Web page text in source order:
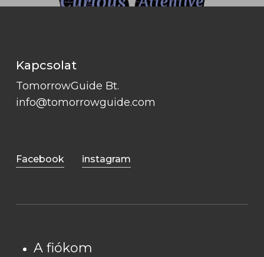
Kapcsolat
TomorrowGuide Bt.
info@tomorrowguide.com
Facebook instagram
A fiókom